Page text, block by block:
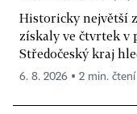
Historicky největší
získaly ve čtvrtek v
Středočeský kraj
6. 8. 2026 ▪ 2 min. čtení